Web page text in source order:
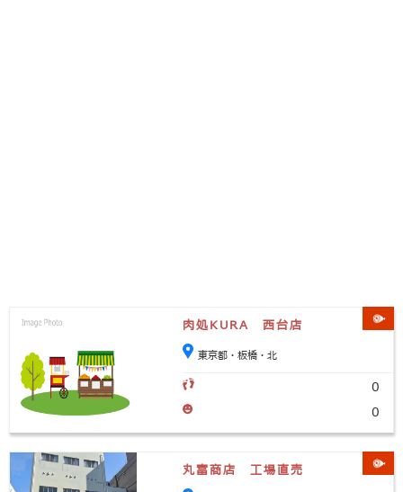
肉処KURA 西台店
東京都・板橋・北
0
0
丸富商店 工場直売